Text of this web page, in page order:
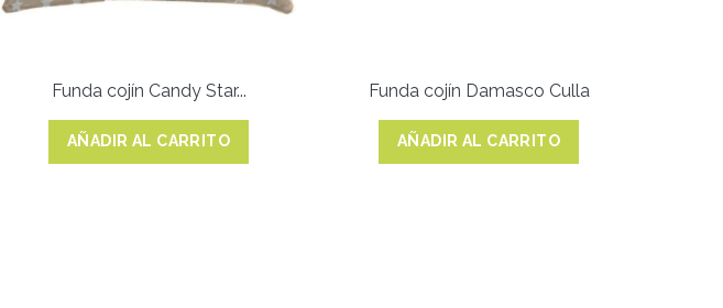
Funda cojín Candy Star...
AÑADIR AL CARRITO
Funda cojín Damasco Culla
AÑADIR AL CARRITO